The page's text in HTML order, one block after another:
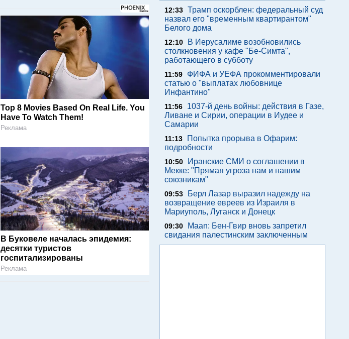
Top 8 Movies Based On Real Life. You
Have To Watch Them!
Реклама
В Буковеле началась эпидемия:
десятки туристов
госпитализированы
Реклама
12:33 Трамп оскорблен: федеральный суд
назвал его "временным квартирантом"
Белого дома
12:10
В Иерусалиме возобновились
столкновения у кафе "Бе-Симта",
работающего в субботу
11:59
ФИФА и УЕФА прокомментировали
статью о "выплатах любовнице
Инфантино"
11:56
1037-й день войны: действия в Газе,
Ливане и Сирии, операции в Иудее и
Самарии
11:13
Попытка прорыва в Офарим:
подробности
10:50
Иранские СМИ о соглашении в
Мекке: "Прямая угроза нам и нашим
союзникам"
09:53
Берл Лазар выразил надежду на
возвращение евреев из Израиля в
Мариуполь, Луганск и Донецк
09:30
Maan: Бен-Гвир вновь запретил
свидания палестинским заключенным